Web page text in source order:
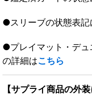
●スリーブの状態表記
●プレイマット・デュ
の詳細はこちら
【サプライ商品の外装